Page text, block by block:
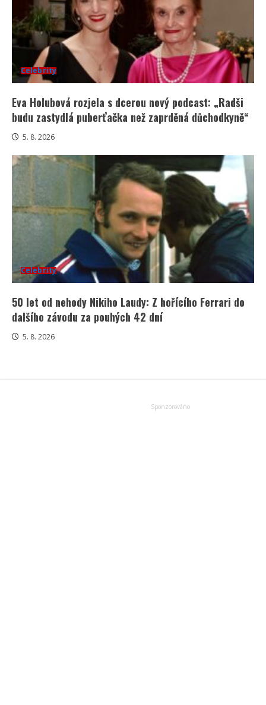
Celebrity
Eva Holubová rozjela s dcerou nový podcast: „Radši
budu zastydlá puberťačka než zaprděná důchodkyně“
5. 8. 2026
Celebrity
50 let od nehody Nikiho Laudy: Z hořícího Ferrari do
dalšího závodu za pouhých 42 dní
5. 8. 2026